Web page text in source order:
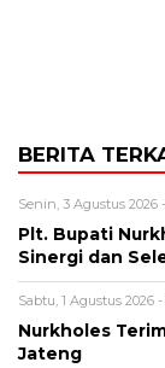
BERITA
Senin, 3 Agustus 2026
Plt. Bupati
Sinergi dan
Sabtu, 1 Agustus 2026
Nurkholes
Jateng